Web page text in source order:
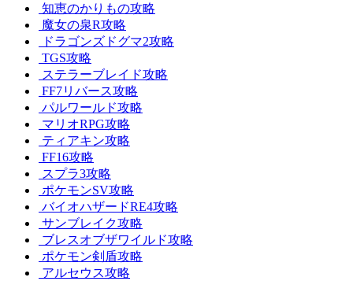
知恵のかりもの攻略
魔女の泉R攻略
ドラゴンズドグマ2攻略
TGS攻略
ステラーブレイド攻略
FF7リバース攻略
パルワールド攻略
マリオRPG攻略
ティアキン攻略
FF16攻略
スプラ3攻略
ポケモンSV攻略
バイオハザードRE4攻略
サンブレイク攻略
ブレスオブザワイルド攻略
ポケモン剣盾攻略
アルセウス攻略